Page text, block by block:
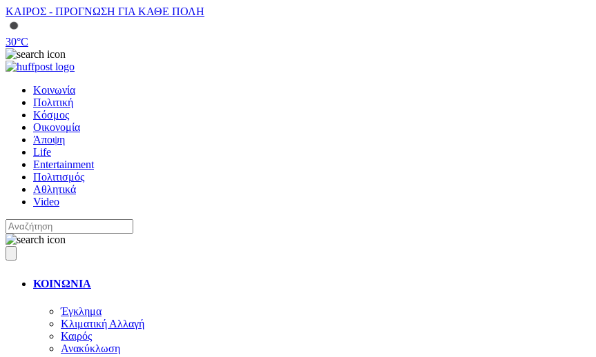
ΚΑΙΡΟΣ - ΠΡΟΓΝΩΣΗ ΓΙΑ ΚΑΘΕ ΠΟΛΗ
30°C
Κοινωνία
Πολιτική
Κόσμος
Οικονομία
Άποψη
Life
Entertainment
Πολιτισμός
Αθλητικά
Video
ΚΟΙΝΩΝΙΑ
Έγκλημα
Κλιματική Αλλαγή
Καιρός
Ανακύκλωση